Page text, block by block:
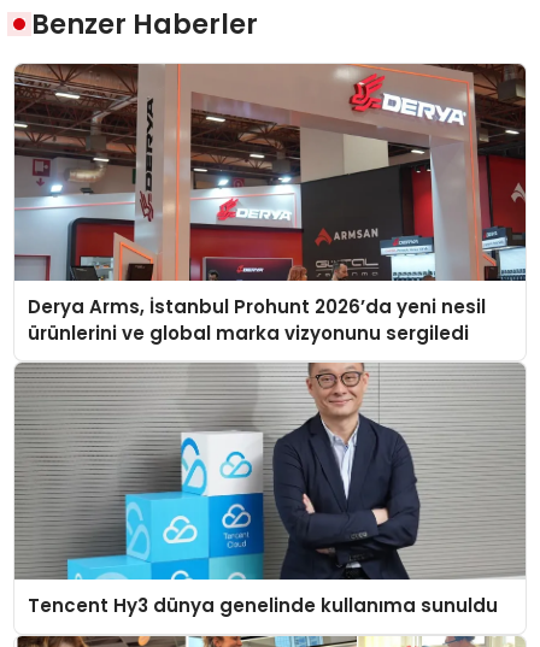
Benzer Haberler
Derya Arms, İstanbul Prohunt 2026’da yeni nesil
ürünlerini ve global marka vizyonunu sergiledi
Tencent Hy3 dünya genelinde kullanıma sunuldu